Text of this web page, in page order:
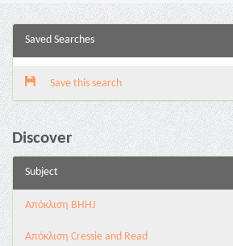
Saved Searches
Save this search
Discover
Subject
Aπόκλιση BHHJ
Aπόκλιση Cressie and Read